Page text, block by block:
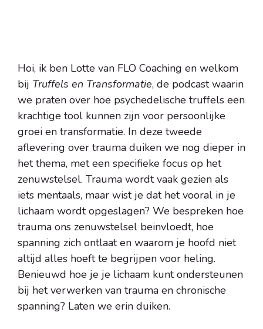
Hoi, ik ben Lotte van FLO Coaching en welkom
bij Truffels en Transformatie, de podcast waarin
we praten over hoe psychedelische truffels een
krachtige tool kunnen zijn voor persoonlijke
groei en transformatie. In deze tweede
aflevering over trauma duiken we nog dieper in
het thema, met een specifieke focus op het
zenuwstelsel. Trauma wordt vaak gezien als
iets mentaals, maar wist je dat het vooral in je
lichaam wordt opgeslagen? We bespreken hoe
trauma ons zenuwstelsel beïnvloedt, hoe
spanning zich ontlaat en waarom je hoofd niet
altijd alles hoeft te begrijpen voor heling.
Benieuwd hoe je je lichaam kunt ondersteunen
bij het verwerken van trauma en chronische
spanning? Laten we erin duiken.